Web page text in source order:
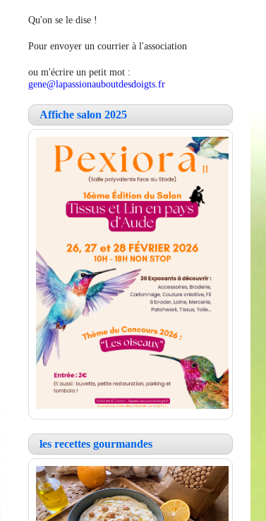
Qu'on se le dise !
Pour envoyer un courrier à l'association
ou m'écrire un petit mot :
gene@lapassionauboutdesdoigts.fr
Affiche salon 2025
les recettes gourmandes